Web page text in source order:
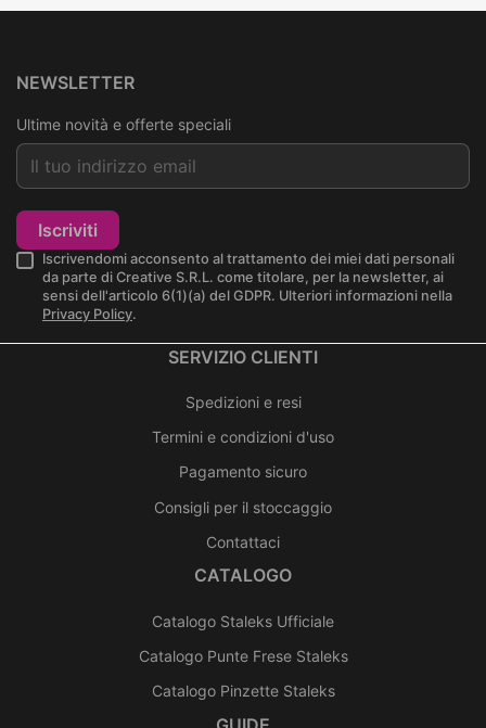
NEWSLETTER
Ultime novità e offerte speciali
Iscriviti
Iscrivendomi acconsento al trattamento dei miei dati personali
da parte di Creative S.R.L. come titolare, per la newsletter, ai
sensi dell'articolo 6(1)(a) del GDPR. Ulteriori informazioni nella
Privacy Policy.
SERVIZIO CLIENTI
Spedizioni e resi
Termini e condizioni d'uso
Pagamento sicuro
Consigli per il stoccaggio
Contattaci
CATALOGO
Catalogo Staleks Ufficiale
Catalogo Punte Frese Staleks
Catalogo Pinzette Staleks